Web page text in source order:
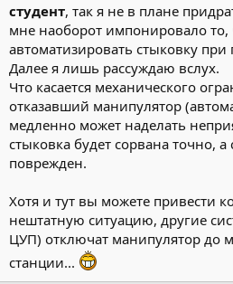
студент, так я не в плане
мне наоборот импонировало
автоматизировать стыковку
Далее я лишь рассуждаю вслух.
Что касается механического
отказавший манипулятор
медленно может наделать
стыковка будет сорвана точно,
поврежден.
Хотя и тут вы можете привести
нештатную ситуацию, другие
ЦУП) отключат манипулятор до
станции...